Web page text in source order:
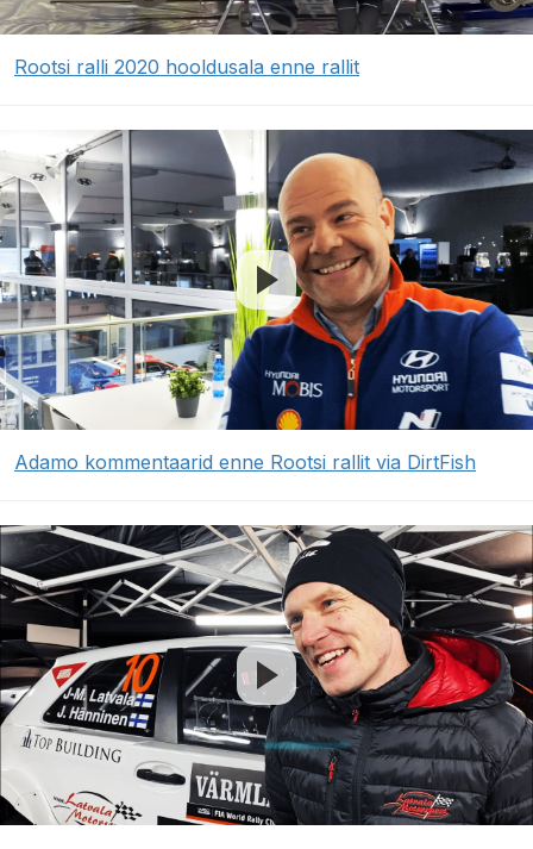
Rootsi ralli 2020 hooldusala enne rallit
Adamo kommentaarid enne Rootsi rallit via DirtFish